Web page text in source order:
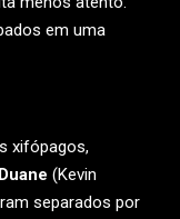
em uma
xifópagos,
Duane (Kevin
separados por